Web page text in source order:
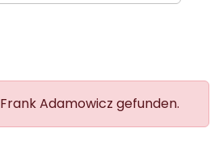
Adamowicz gefunden.